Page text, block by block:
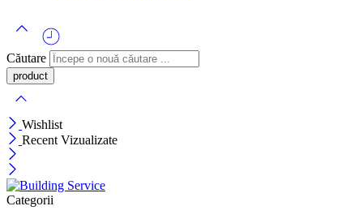
Căutare
Wishlist
Recent Vizualizate
Categorii